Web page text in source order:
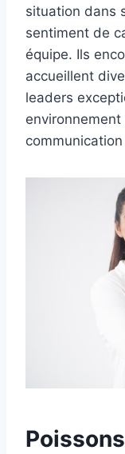
situation dans
sentiment de
équipe. Ils
accueillent
leaders
Poissons